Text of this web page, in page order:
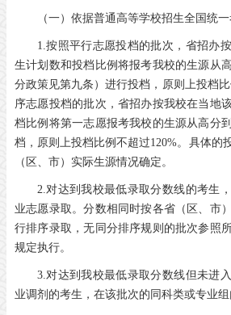
（一）依据普通高等学校招生全国统
1.按照平行志愿投档的批次，省招办
生计划数和投档比例将报考我校的生源从
分政策见第九条）进行投档，原则上投档
序志愿投档的批次，省招办按我校在当地
档比例将第一志愿报考我校的生源从高分
档，原则上投档比例不超过120%。具体的
（区、市）实际生源情况确定。
2.对达到我校最低录取分数线的考生
业志愿录取。分数相同时按各省（区、市
行排序录取，无同分排序规则的批次参照
规定执行。
3.对达到我校最低录取分数线但未进
业调剂的考生，在该批次的同科类或专业组